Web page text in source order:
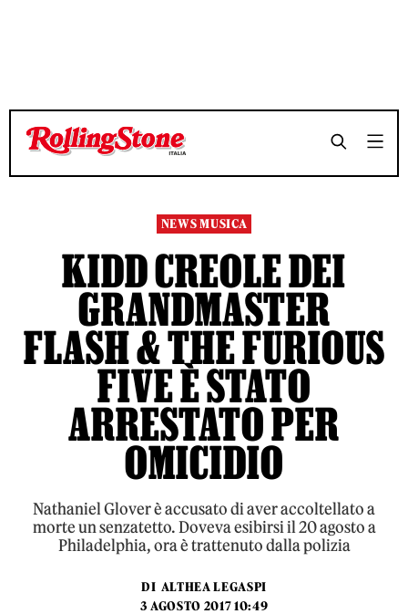
TEMPO DI LETTURA 3 MINUTI SHARE
TEMPO DI LETTURA 3 MINUTI SHARE
NEWS MUSICA
KIDD CREOLE DEI
GRANDMASTER
FLASH & THE FURIOUS
FIVE È STATO
ARRESTATO PER
OMICIDIO
Nathaniel Glover è accusato di aver accoltellato a
morte un senzatetto. Doveva esibirsi il 20 agosto a
Philadelphia, ora è trattenuto dalla polizia
DI ALTHEA LEGASPI
3 AGOSTO 2017 10:49